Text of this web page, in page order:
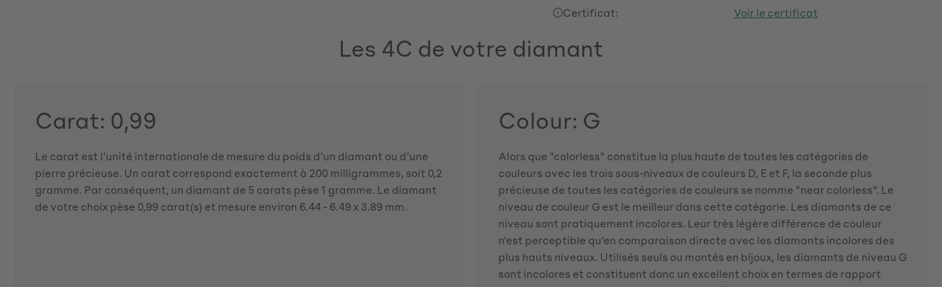
Certificat:
Voir le certificat
Les 4C de votre diamant
Carat: 0,99
Le carat est l'unité internationale de mesure du poids d'un diamant ou d'une
pierre précieuse. Un carat correspond exactement à 200 milligrammes, soit 0,2
gramme. Par conséquent, un diamant de 5 carats pèse 1 gramme. Le diamant
de votre choix pèse 0,99 carat(s) et mesure environ 6.44 - 6.49 x 3.89 mm.
Colour: G
Alors que "colorless" constitue la plus haute de toutes les catégories de
couleurs avec les trois sous-niveaux de couleurs D, E et F, la seconde plus
précieuse de toutes les catégories de couleurs se nomme "near colorless". Le
niveau de couleur G est le meilleur dans cette catégorie. Les diamants de ce
niveau sont pratiquement incolores. Leur très légère différence de couleur
n'est perceptible qu'en comparaison directe avec les diamants incolores des
plus hauts niveaux. Utilisés seuls ou montés en bijoux, les diamants de niveau G
sont incolores et constituent donc un excellent choix en termes de rapport